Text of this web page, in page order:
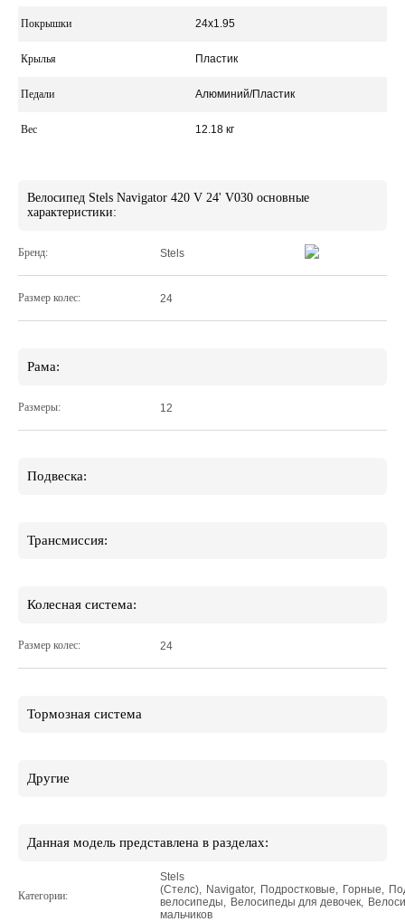
Покрышки 24x1.95
Крылья Пластик
Педали Алюминий/Пластик
Вес 12.18 кг
Велосипед Stels Navigator 420 V 24' V030 основные
характеристики:
Бренд: Stels
Размер колес: 24
Рама:
Размеры: 12
Подвеска:
Трансмиссия:
Колесная система:
Размер колес: 24
Тормозная система
Другие
Данная модель представлена в разделах:
Категории:
Stels
(Стелс), Navigator, Подростковые, Горные,
велосипеды, Велосипеды для девочек,
мальчиков